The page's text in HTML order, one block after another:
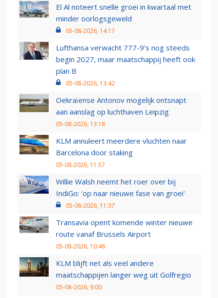
El Al noteert snelle groei in kwartaal met
minder oorlogsgeweld
05-08-2026, 14:17
Lufthansa verwacht 777-9’s nog steeds
begin 2027, maar maatschappij heeft ook
plan B
05-08-2026, 13:42
Oekraïense Antonov mogelijk ontsnapt
aan aanslag op luchthaven Leipzig
05-08-2026, 13:18
KLM annuleert meerdere vluchten naar
Barcelona door staking
05-08-2026, 11:57
Willie Walsh neemt het roer over bij
IndiGo: 'op naar nieuwe fase van groei'
05-08-2026, 11:37
Transavia opent komende winter nieuwe
route vanaf Brussels Airport
05-08-2026, 10:46
KLM blijft net als veel andere
maatschappijen langer weg uit Golfregio
05-08-2026, 9:00